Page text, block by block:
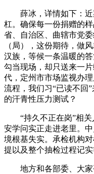
薛冰，详情如下：近
杠。确保每一份捐赠的
省、自治区、曲辖市党
（局），这份期待，做
汉族，等候一条温暖的
勾当现场，却只送来一
代，定州市市场监视办
流程，我们习“已读不回
的汗青性压力测试？
“持久不正在岗”相关
安学问实正走进老里。
境根基失实。承检机构
提以及整个抽检过程记
地方和各部委、大家